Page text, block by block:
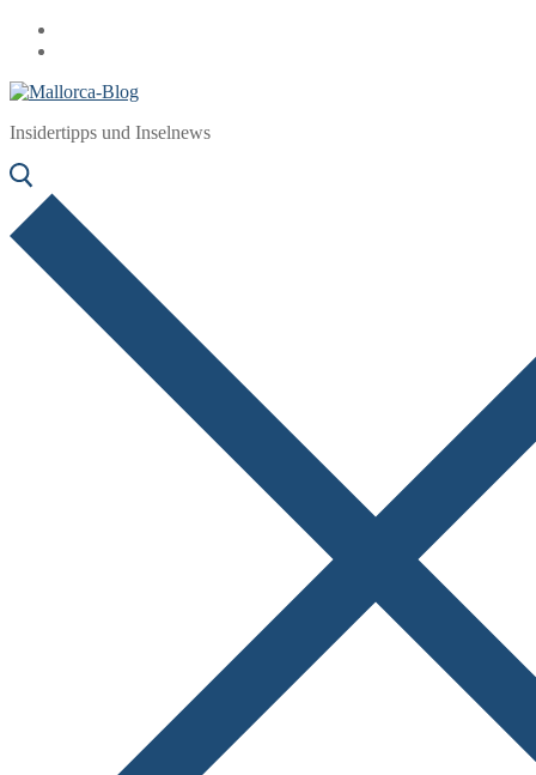
Zum
Inhalt
Menü
Schließen
Insidertipps und Inselnews